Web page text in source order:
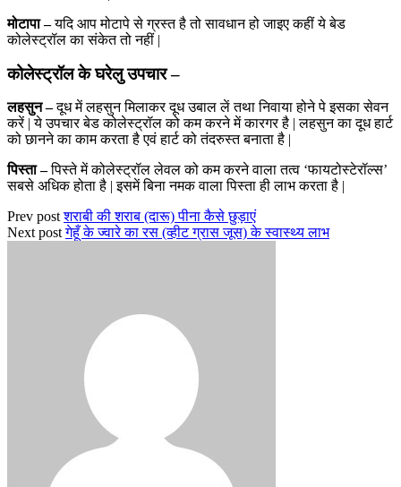
मोटापा –यदि आप मोटापे से ग्रस्त है तो सावधान हो जाइए कहीं ये बेड
कोलेस्ट्रॉल का संकेत तो नहीं |
कोलेस्ट्रॉल के घरेलु उपचार –
लहसुन –दूध में लहसुन मिलाकर दूध उबाल लें तथा निवाया होने पे इसका सेवन
करें | ये उपचार बेड कोलेस्ट्रॉल को कम करने में कारगर है | लहसुन का दूध हार्ट
को छानने का काम करता है एवं हार्ट को तंदरुस्त बनाता है |
पिस्ता –पिस्ते में कोलेस्ट्रॉल लेवल को कम करने वाला तत्व ‘फायटोस्टेरॉल्स’
सबसे अधिक होता है | इसमें बिना नमक वाला पिस्ता ही लाभ करता है |
Prev post शराबी की शराब (दारू) पीना कैसे छुड़ाएं
Next post गेहूँ के ज्वारे का रस (व्हीट ग्रास जूस) के स्वास्थ्य लाभ